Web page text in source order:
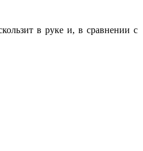
в руке и, в сравнении с